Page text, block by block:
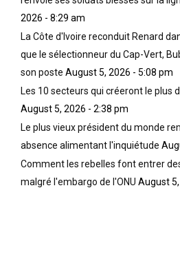
2026 - 8:29 am
La Côte d'Ivoire reconduit Renard
que le sélectionneur du Cap-Vert,
son poste August 5, 2026 - 5:08 pm
Les 10 secteurs qui créeront le plus
August 5, 2026 - 2:38 pm
Le plus vieux président du monde
absence alimentant l'inquiétude
Comment les rebelles font entrer
malgré l'embargo de l'ONU August